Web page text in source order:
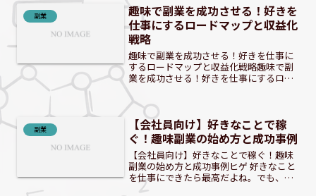
副業
趣味で副業を成功させる！好きを
仕事にするロードマップと収益化
戦略
趣味で副業を成功させる！好きを仕事に
するロードマップと収益化戦略趣味で副
業を成功させる！好きを仕事にするロー
ドマップと収益化戦略「好きを仕事にで
きたら…」そんな夢、現実のものにしま
せんか？ 本記事では、あなたの趣味を副
業へと繋げ、収益化する...
副業
【会社員向け】好きなことで稼
ぐ！趣味副業の始め方と成功事例
【会社員向け】好きなことで稼ぐ！趣味
副業の始め方と成功事例ヒゲ 好きなこと
を仕事にできたら最高だよね。でも、ど
う始めたらいいか悩むよね。 会社員が趣